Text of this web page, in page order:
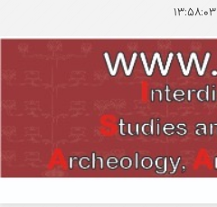
13:58:05